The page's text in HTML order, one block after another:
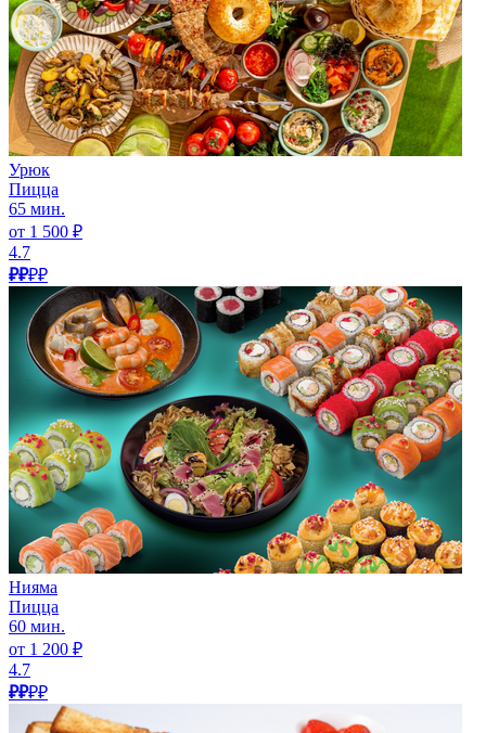
Урюк
Пицца
65 мин.
от 1 500 ₽
4.7
₽₽₽₽
Нияма
Пицца
60 мин.
от 1 200 ₽
4.7
₽₽₽₽